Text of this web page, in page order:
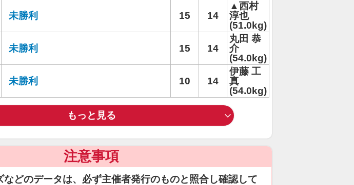
未勝利 15 14
▲西村
淳也
(51.0kg)
未勝利 15 14
丸田 恭
介
(54.0kg)
未勝利 10 14
伊藤 工
真
(54.0kg)
もっと見る
注意事項
などのデータは、必ず主催者発行のものと照合し確認して